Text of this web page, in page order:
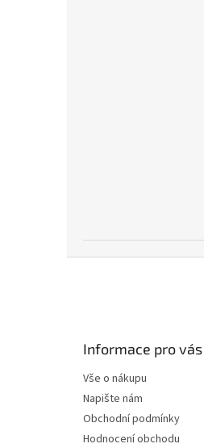
Informace pro vás
Vše o nákupu
Napište nám
Obchodní podmínky
Hodnocení obchodu